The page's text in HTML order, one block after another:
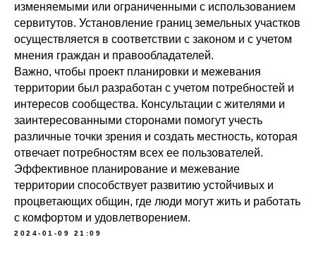
изменяемыми или ограниченными с использованием
сервитутов. Установление границ земельных участков
осуществляется в соответствии с законом и с учетом
мнения граждан и правообладателей.
Важно, чтобы проект планировки и межевания
территории был разработан с учетом потребностей и
интересов сообщества. Консультации с жителями и
заинтересованными сторонами помогут учесть
различные точки зрения и создать местность, которая
отвечает потребностям всех ее пользователей.
Эффективное планирование и межевание
территории способствует развитию устойчивых и
процветающих общин, где люди могут жить и работать
с комфортом и удовлетворением.
2024-01-09 21:09